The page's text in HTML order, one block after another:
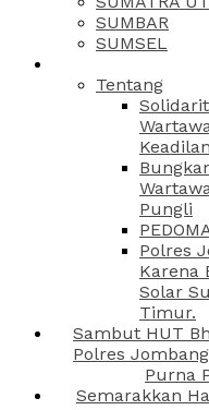
SUMBAR
SUMSEL
Tentang
Pungli
Polres
Karena
Solar
Timur.
Sambut HUT
Polres
Purna
Semarakkan